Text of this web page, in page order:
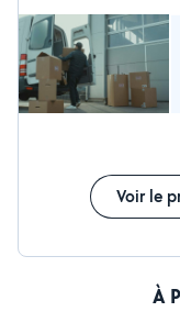
Voir le
À